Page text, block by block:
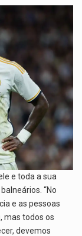
e toda a sua
“No
e as pessoas
mas todos os
devemos